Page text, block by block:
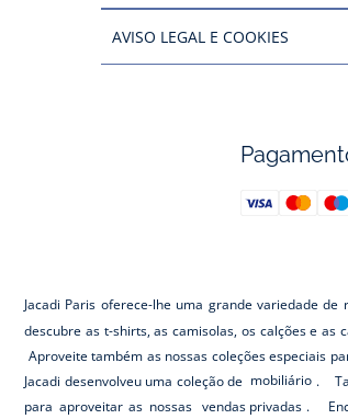
AVISO LEGAL E COOKIES
Jacadi Paris oferece-lhe uma grande variedade de
descubre as t-shirts, as camisolas, os calções e
Aproveite também as nossas coleções especiais
Jacadi desenvolveu uma coleção de mobiliário .
para aproveitar as nossas vendas privadas .